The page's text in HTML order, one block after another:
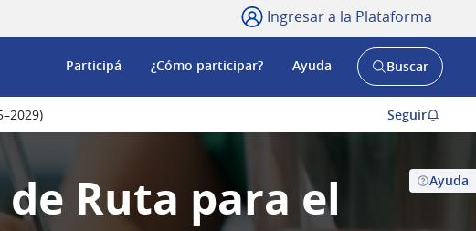
Ingresar a la Plataforma
Participá ¿Cómo participar? Ayuda
AbrirBuscar
Seguir
Ayuda
Ruta para el